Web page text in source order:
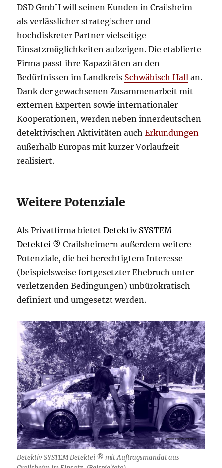
DSD GmbH will seinen Kunden in Crailsheim
als verlässlicher strategischer und
hochdiskreter Partner vielseitige
Einsatzmöglichkeiten aufzeigen. Die etablierte
Firma passt ihre Kapazitäten an den
Bedürfnissen im Landkreis Schwäbisch Hall an.
Dank der gewachsenen Zusammenarbeit mit
externen Experten sowie internationaler
Kooperationen, werden neben innerdeutschen
detektivischen Aktivitäten auchErkundungen
außerhalb Europas mit kurzer Vorlaufzeit
realisiert.
Weitere Potenziale
Als Privatfirma bietetDetektiv SYSTEM
Detektei ® Crailsheimern außerdem weitere
Potenziale, die bei berechtigtem Interesse
(beispielsweise fortgesetzter Ehebruch unter
verletzenden Bedingungen) unbürokratisch
definiert und umgesetzt werden.
Detektiv SYSTEM Detektei ® mit Auftragsmandat aus